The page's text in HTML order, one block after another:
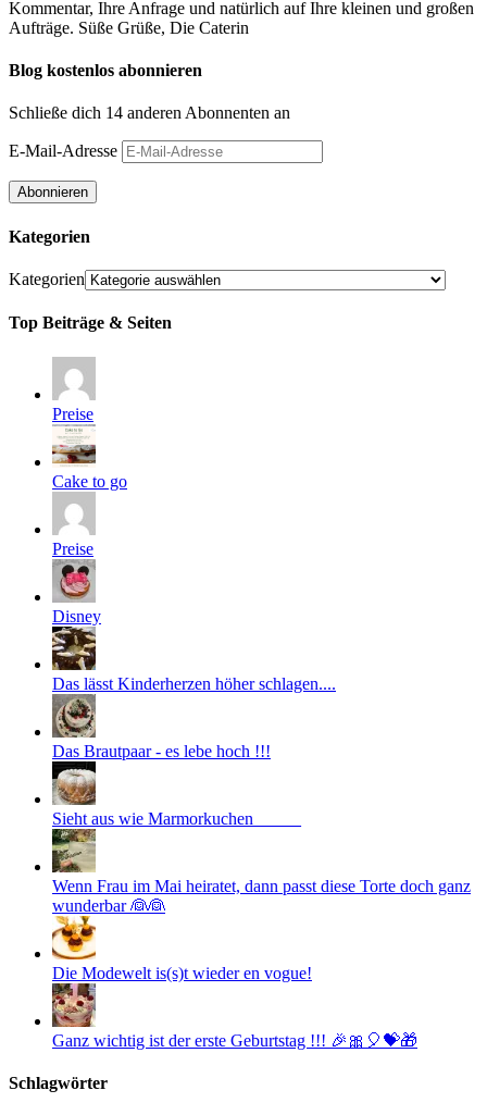
Kommentar, Ihre Anfrage und natürlich auf Ihre kleinen und großen
Aufträge. Süße Grüße, Die Caterin
Blog kostenlos abonnieren
Schließe dich 14 anderen Abonnenten an
E-Mail-Adresse
Abonnieren
Kategorien
Kategorien
Top Beiträge & Seiten
Preise
Cake to go
Preise
Disney
Das lässt Kinderherzen höher schlagen....
Das Brautpaar - es lebe hoch !!!
Sieht aus wie Marmorkuchen _____
Wenn Frau im Mai heiratet, dann passt diese Torte doch ganz
wunderbar 👰👰
Die Modewelt is(s)t wieder en vogue!
Ganz wichtig ist der erste Geburtstag !!! 🎉🎀🎈💝🎁
Schlagwörter